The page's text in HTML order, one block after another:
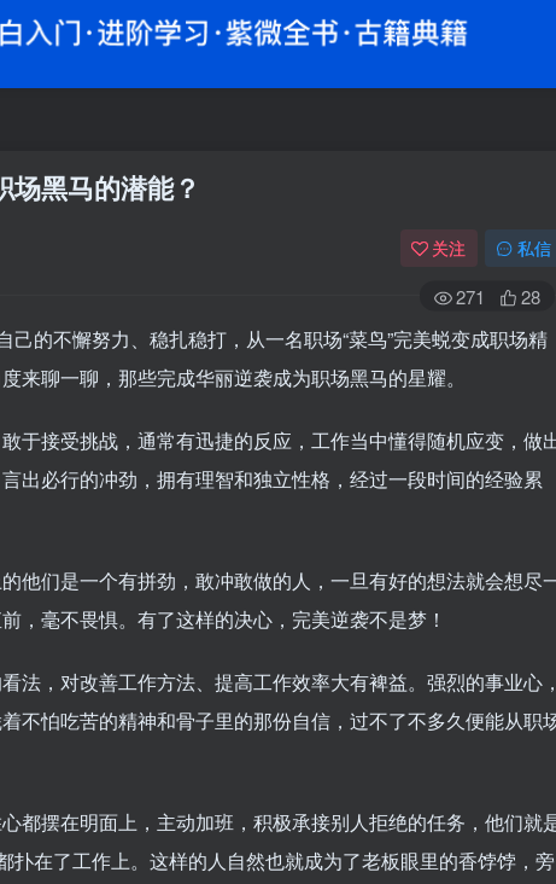
黑马的潜能？
关注 私信
271 28
己的不懈努力、稳扎稳打，从一名职场“菜鸟”完美蜕变成职场精
来聊一聊，那些完成华丽逆袭成为职场黑马的星耀。
于接受挑战，通常有迅捷的反应，工作当中懂得随机应变，做
出必行的冲劲，拥有理智和独立性格，经过一段时间的经验累
他们是一个有拼劲，敢冲敢做的人，一旦有好的想法就会想尽
，毫不畏惧。有了这样的决心，完美逆袭不是梦！
法，对改善工作方法、提高工作效率大有裨益。强烈的事业心
不怕吃苦的精神和骨子里的那份自信，过不了不多久便能从职
都摆在明面上，主动加班，积极承接别人拒绝的任务，他们就
扑在了工作上。这样的人自然也就成为了老板眼里的香饽饽，旁